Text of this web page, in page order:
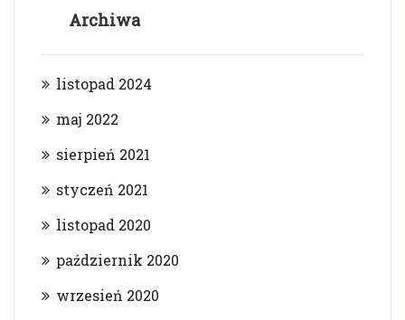
Archiwa
listopad 2024
maj 2022
sierpień 2021
styczeń 2021
listopad 2020
październik 2020
wrzesień 2020